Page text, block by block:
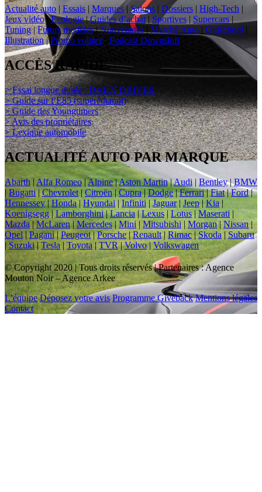
Actualité auto | Essais | Marques |Salons | Dossiers | High-Tech |
Jeux vidéo|Ecologie|Guides d’achat | Sportives | Supercars |
Tuning|Futurs modèles|Nouveautés| Marché Auto | Oldschool |
Illustration|Promo voiture Podcast Downshift
ACCÈS RAPIDE
> Essai longue durée : DAILY DRIVER
> Guide sur l’E85 (superéthanol)
> Guide des Youngtimers
> Avis des propriétaires
> Lexique automobile
ACTUALITÉ AUTO PAR MARQUE
Abarth | Alfa Romeo|Alpine|Aston Martin|Audi | Bentley|BMW
| Bugatti|Chevrolet|Citroën |Cupra | Dodge|Ferrari|Fiat|Ford|
Hennessey| Honda| Hyundai |Infiniti | Jaguar| Jeep|Kia |
Koenigsegg|Lamborghini|Lancia|Lexus | Lotus| Maserati |
Mazda |McLaren|Mercedes | Mini | Mitsubishi | Morgan|Nissan|
Opel | Pagani|Peugeot|Porsche | Renault| Rimac|Skoda | Subaru
| Suzuki|Tesla| Toyota | TVR|Volvo|Volkswagen
© Copyright 2020 | Tous droits réservés | Partenaires : Agence
Mouton Noir – Agence Arkee
L’équipe Déposez votre avis Programme Giveback Mentions légales
Contact